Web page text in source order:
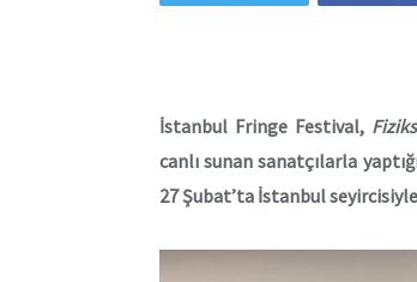
İstanbul Fringe Festival,
canlı sunan sanatçılarla
27 Şubat’ta İstanbul